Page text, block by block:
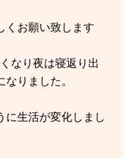
くお願い致します
なり夜は寝返り出
りました。
に生活が変化しまし